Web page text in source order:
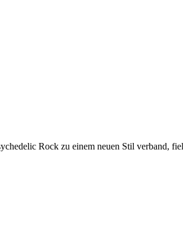
Rock zu einem neuen Stil verband,